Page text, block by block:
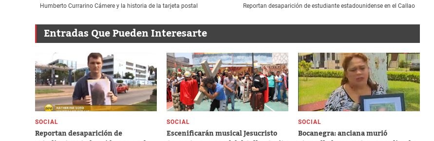
​Reportan desaparición de estudiante estadounidense en el Callao
Humberto Currarino Cámere y la historia de la tarjeta postal
Entradas Que Pueden Interesarte
SOCIAL
​Reportan desaparición de
SOCIAL
Escenificarán musical Jesucristo
SOCIAL
Bocanegra: anciana murió